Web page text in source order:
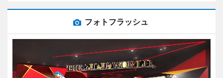
フォトフラッシュ